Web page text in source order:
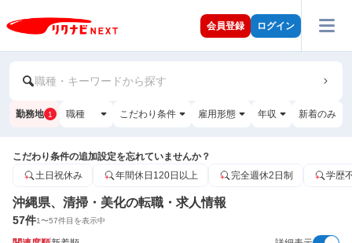
会員登録 ログイン
職種・キーワードから探す
勤務地 1 職種 こだわり条件 雇用形態 年収 新着のみ
こだわり条件の追加設定を忘れていませんか？
土日祝休み
年間休日120日以上 完全週休2日制 学歴
沖縄県、清掃・美化の転職・求人情報
57件1〜57件目を表示中